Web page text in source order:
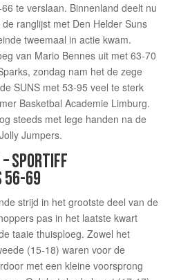
te verslaan. Binnenland deelt nu
ranglijst met Den Helder Suns
tweemaal in actie kwam.
van Mario Bennes uit met 63-70
zondag nam het de zege
SUNS met 53-95 veel te sterk
Basketbal Academie Limburg.
steeds met lege handen na de
Jumpers.
SPORTIFF
56-69
strijd in het grootste deel van de
pas in het laatste kwart
taaie thuisploeg. Zowel het
(15-18) waren voor de
met een kleine voorsprong